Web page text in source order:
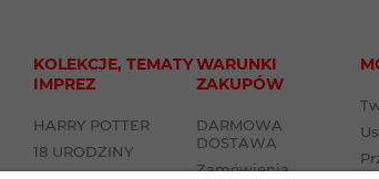
KOLEKCJE, TEMATY
IMPREZ
HARRY POTTER
18 URODZINY
WARUNKI
ZAKUPÓW
DARMOWA
DOSTAWA
Zamówienia